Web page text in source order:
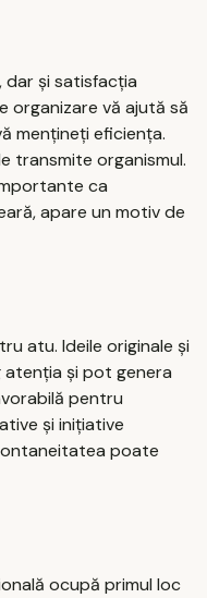
dar și satisfacția
organizare vă ajută să
mențineți eficiența.
transmite organismul.
ca
apare un motiv de
atu. Ideile originale și
și pot genera
pentru
și inițiative
poate
ocupă primul loc